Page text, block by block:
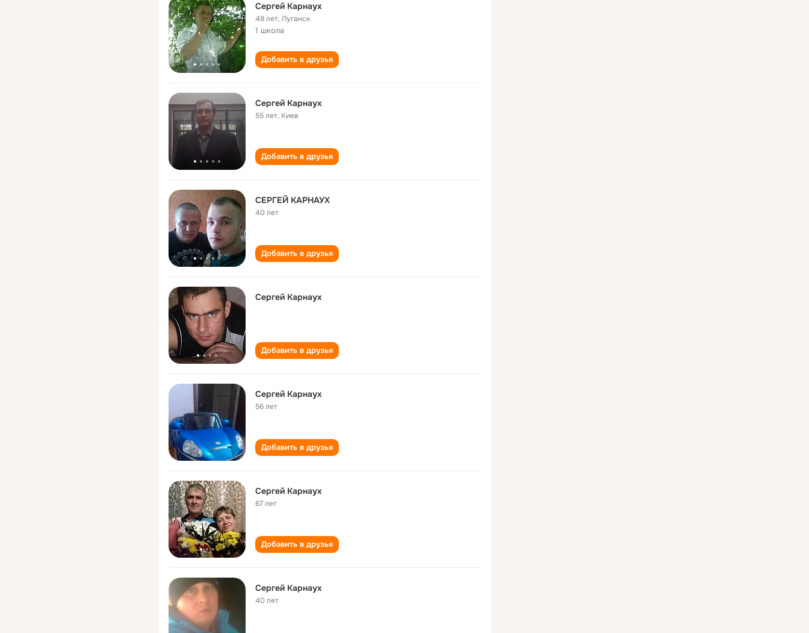
Сергей Карнаух
48 лет,Луганск
1 школа
Добавить в друзья
Сергей Карнаух
55 лет, Киев
Добавить в друзья
СЕРГЕЙ КАРНАУХ
40 лет
Добавить в друзья
Сергей Карнаух
Добавить в друзья
Сергей Карнаух
56 лет
Добавить в друзья
Сергей Карнаух
67 лет
Добавить в друзья
Сергей Карнаух
40 лет